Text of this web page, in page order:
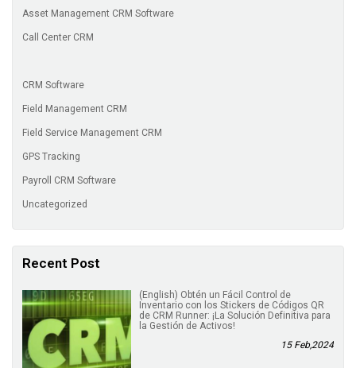
Asset Management CRM Software
Call Center CRM
CRM Software
Field Management CRM
Field Service Management CRM
GPS Tracking
Payroll CRM Software
Uncategorized
Recent Post
(English) Obtén un Fácil Control de
Inventario con los Stickers de Códigos QR
de CRM Runner: ¡La Solución Definitiva para
la Gestión de Activos!
15 Feb,2024